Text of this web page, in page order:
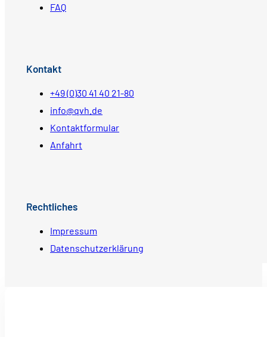
FAQ
Kontakt
+49 (0)30 41 40 21-80
info@qvh.de
Kontaktformular
Anfahrt
Rechtliches
Impressum
Datenschutzerklärung